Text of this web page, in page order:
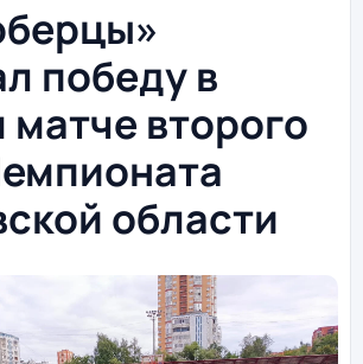
победу в
второго
области